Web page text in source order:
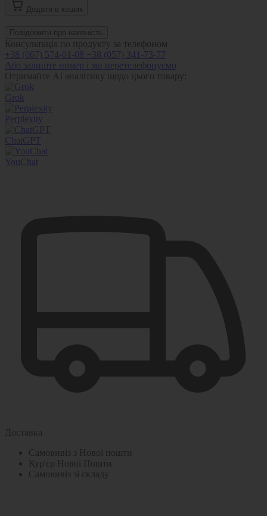
Додати в кошик
Повідомити про наявність
Консультація по продукту за телефоном
+38 (067) 574-01-08 +38 (057) 341-73-77
Або залиште номер і ми перетелефонуємо
Отримайте AI аналітику щодо цього товару:
Grok
Perplexity
ChatGPT
YouChat
Доставка
Самовивіз з Нової пошти
Кур'єр Нової Пошти
Самовивіз зі складу